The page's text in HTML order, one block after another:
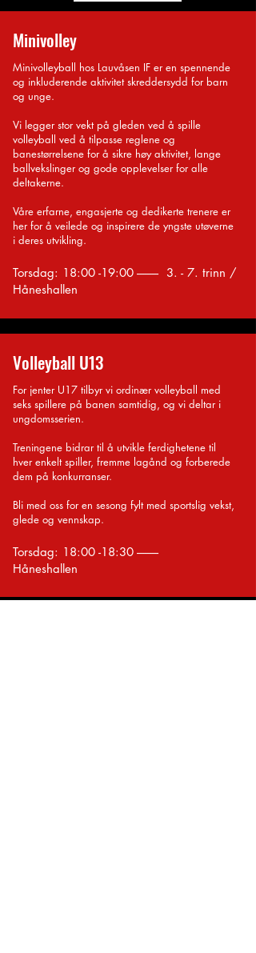
Minivolley
Minivolleyball hos Lauvåsen IF er en spennende
og inkluderende aktivitet skreddersydd for barn
og unge.
Vi legger stor vekt på gleden ved å spille
volleyball ved å tilpasse reglene og
banestørrelsene for å sikre høy aktivitet, lange
ballvekslinger og gode opplevelser for alle
deltakerne.
Våre erfarne, engasjerte og dedikerte trenere er
her for å veilede og inspirere de yngste utøverne
i deres utvikling.
Torsdag: 18:00 -19:00 --------- 3. - 7. trinn /
Håneshallen
Volleyball U13
For jenter U17 tilbyr vi ordinær volleyball med
seks spillere på banen samtidig, og vi deltar i
ungdomsserien.
Treningene bidrar til å utvikle ferdighetene til
hver enkelt spiller, fremme lagånd og forberede
dem på konkurranser.
Bli med oss for en sesong fylt med sportslig vekst,
glede og vennskap.
Torsdag: 18:00 -18:30 ---------
Håneshallen